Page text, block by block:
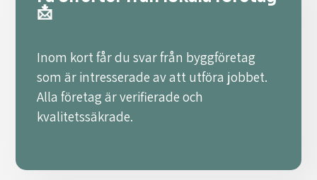
📩
Inom kort får du svar från byggföretag
som är intresserade av att utföra jobbet.
Alla företag är verifierade och
kvalitetssäkrade.